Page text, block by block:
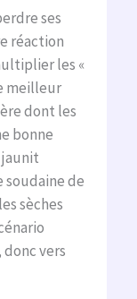
ses
réaction
les «
meilleur
dont les
bonne
de
sèches
vers